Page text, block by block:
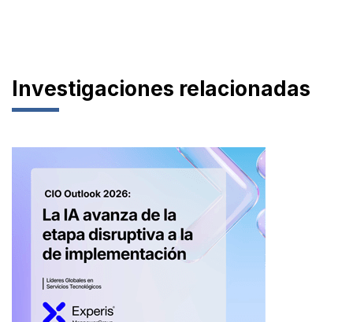
Investigaciones relacionadas